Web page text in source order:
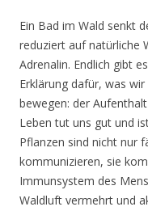
Ein Bad im Wald senkt
reduziert auf natürliche
Adrenalin. Endlich gibt
Erklärung dafür, was
bewegen: der
Leben tut uns gut und
Pflanzen sind nicht nur
kommunizieren, sie
Immunsystem des
Waldluft vermehrt und